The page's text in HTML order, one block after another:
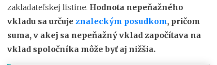
zakladateľskej listine. Hodnota nepeňažného
vkladu sa určuje znaleckým posudkom, pričom
suma, v akej sa nepeňažný vklad započítava na
vklad spoločníka môže byť aj nižšia.